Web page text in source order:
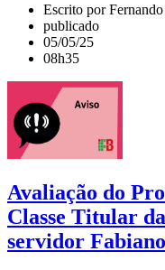
Escrito por
publicado
05/05/25
08h35
Avaliação do
Classe Titular
servidor